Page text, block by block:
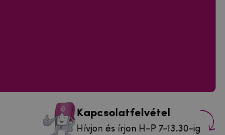
Kapcsolatfelvétel
Hívjon és írjon H-P 7-13.30-ig